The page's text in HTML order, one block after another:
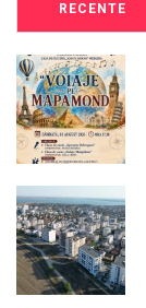
RECENTE